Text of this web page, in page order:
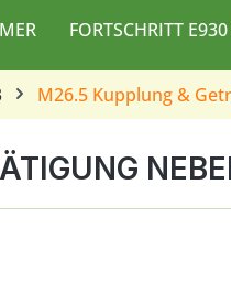
FORTSCHRITT
M26.5 Kupplung &